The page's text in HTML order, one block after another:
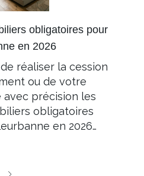
obligatoires pour
en 2026
réaliser la cession
ou de votre
avec précision les
obligatoires
en 2026…